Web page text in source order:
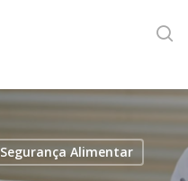
Segurança Alimentar